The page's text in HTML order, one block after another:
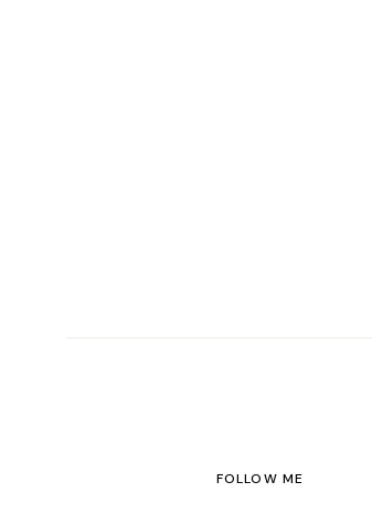
FOLLOW ME